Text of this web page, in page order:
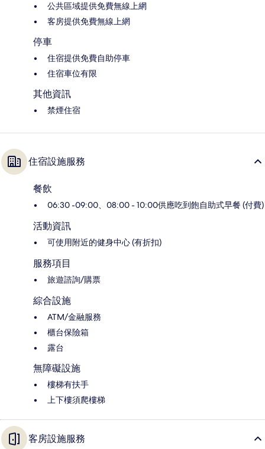
公共區域提供免費無線上網
客房提供免費無線上網
停車
住宿提供免費自助停車
住宿車位有限
其他資訊
禁煙住宿
住宿設施服務
餐飲
06:30 -09:00、08:00 - 10:00供應吃到飽自助式早餐 (付費)
活動資訊
可使用附近的健身中心 (有折扣)
服務項目
旅遊諮詢/購票
綜合設施
ATM/金融服務
櫃台保險箱
露台
無障礙設施
樓梯有扶手
上下樓須爬樓梯
客房設施服務